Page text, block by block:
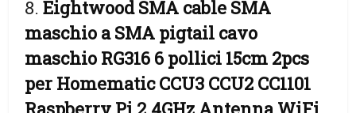
8.Eightwood SMA cable SMA
maschio a SMA pigtail cavo
maschio RG316 6 pollici 15cm 2pcs
per Homematic CCU3 CCU2 CC1101